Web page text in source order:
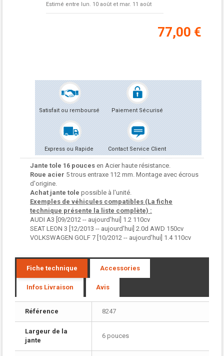
Estimé entre lun. 10 août et mar. 11 août
77,00 €
Satisfait ou remboursé Paiement Sécurisé
Express ou Rapide Contact Service Client
Jante tole 16 pouces en Acier haute résistance.
Roue acier 5 trous entraxe 112 mm. Montage avec écrous
d'origine.
Achat jante tole possible à l'unité.
Exemples de véhicules compatibles (La fiche
technique présente la liste complète) :
AUDI A3 [09/2012 -- aujourd'hui] 1.2 110cv
SEAT LEON 3 [12/2013 -- aujourd'hui] 2.0d AWD 150cv
VOLKSWAGEN GOLF 7 [10/2012 -- aujourd'hui] 1.4 110cv
Fiche technique Accessories
Infos Livraison Avis
Référence 8247
Largeur de la
jante
6 pouces